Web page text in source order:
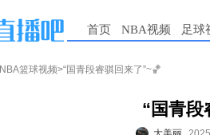
首页 NBA视频 足球
NBA篮球视频>“国青段睿骐回来了”~🏀
“国青段